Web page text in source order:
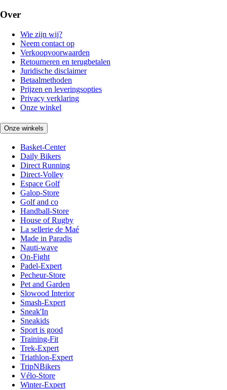
Over
Wie zijn wij?
Neem contact op
Verkoopvoorwaarden
Retourneren en terugbetalen
Juridische disclaimer
Betaalmethoden
Prijzen en leveringsopties
Privacy verklaring
Onze winkel
Onze winkels
Basket-Center
Daily Bikers
Direct Running
Direct-Volley
Espace Golf
Galop-Store
Golf and co
Handball-Store
House of Rugby
La sellerie de Maé
Made in Paradis
Nauti-wave
On-Fight
Padel-Expert
Pecheur-Store
Pet and Garden
Slowood Interior
Smash-Expert
Sneak'In
Sneakids
Sport is good
Training-Fit
Trek-Expert
Triathlon-Expert
TripNBikers
Vélo-Store
Winter-Expert